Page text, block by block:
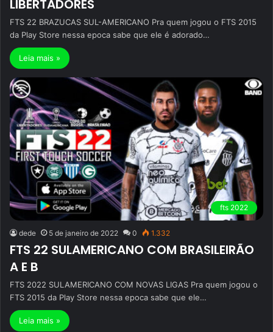
LIBERTADORES
FTS 22 BRAZUCAS SUL-AMERICANO Pra quem jogou o FTS 2015
da Play Store nessa epoca sabe que ele é adorado…
Leia mais »
fts 2022
dede 5 de janeiro de 2022 0 1.332
FTS 22 SULAMERICANO COM BRASILEIRÃO
A E B
FTS 2022 SULAMERICANO COM NOVAS LIGAS Pra quem jogou o
FTS 2015 da Play Store nessa epoca sabe que ele…
Leia mais »